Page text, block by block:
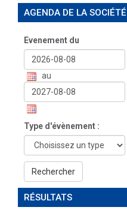
AGENDA DE LA SOCIÉTÉ
Evenement du
au
Type d'évènement :
Rechercher
RÉSULTATS